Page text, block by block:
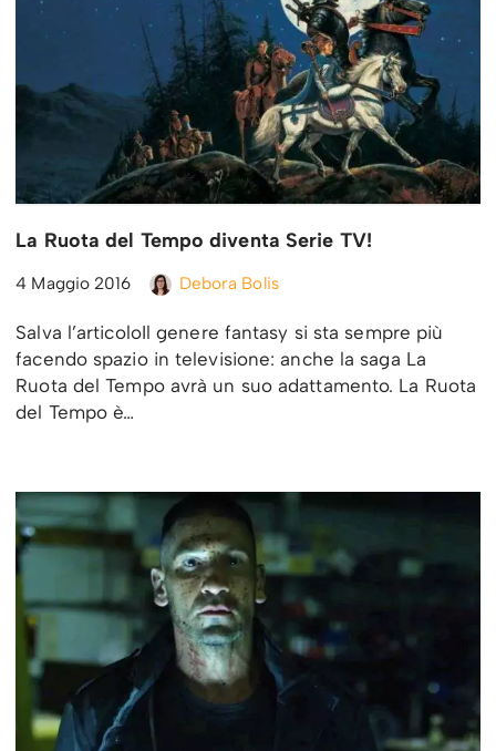
La Ruota del Tempo diventa Serie TV!
4 Maggio 2016 Debora Bolis
Salva l’articoloIl genere fantasy si sta sempre più
facendo spazio in televisione: anche la saga La
Ruota del Tempo avrà un suo adattamento. La Ruota
del Tempo è…